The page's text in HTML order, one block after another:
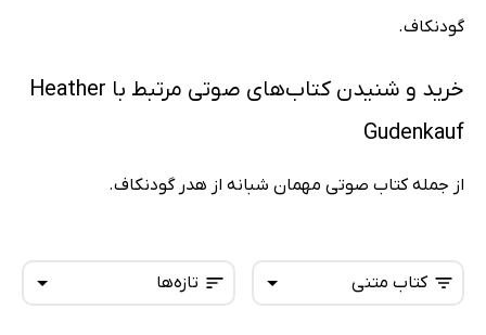
گودنکاف.
خرید و شنیدن کتاب‌های صوتی مرتبط با Heather
Gudenkauf
از جمله کتاب صوتی مهمان شبانه از هدر گودنکاف.
تازه‌ها کتاب متنی